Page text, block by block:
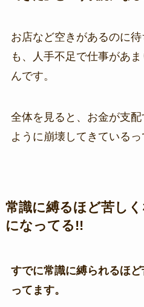
お店など空きがあるのに
も、人手不足で仕事があ
んです。
全体を見ると、お金が支
ように崩壊してきている
常識に縛るほど苦し
になってる!!
すでに常識に縛られるほ
ってます。